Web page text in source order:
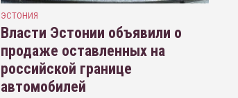
ЭСТОНИЯ
Власти Эстонии объявили о
продаже оставленных на
российской границе
автомобилей